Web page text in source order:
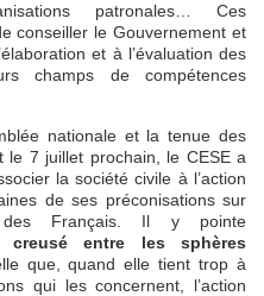
patronales… Ces
conseiller le Gouvernement et
et à l’évaluation des
champs de compétences
nationale et la tenue des
le 7 juillet prochain, le CESE a
la société civile à l’action
de ses préconisations sur
Français. Il y pointe
creusé entre les sphères
que, quand elle tient trop à
qui les concernent, l’action